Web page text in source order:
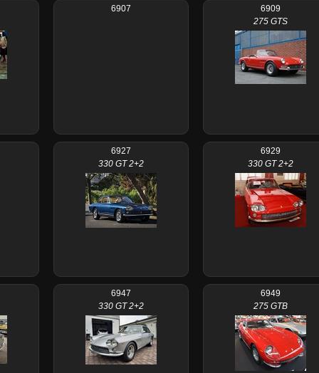
6907
6909
275 GTS
6927
330 GT 2+2
6929
330 GT 2+2
6947
330 GT 2+2
6949
275 GTB